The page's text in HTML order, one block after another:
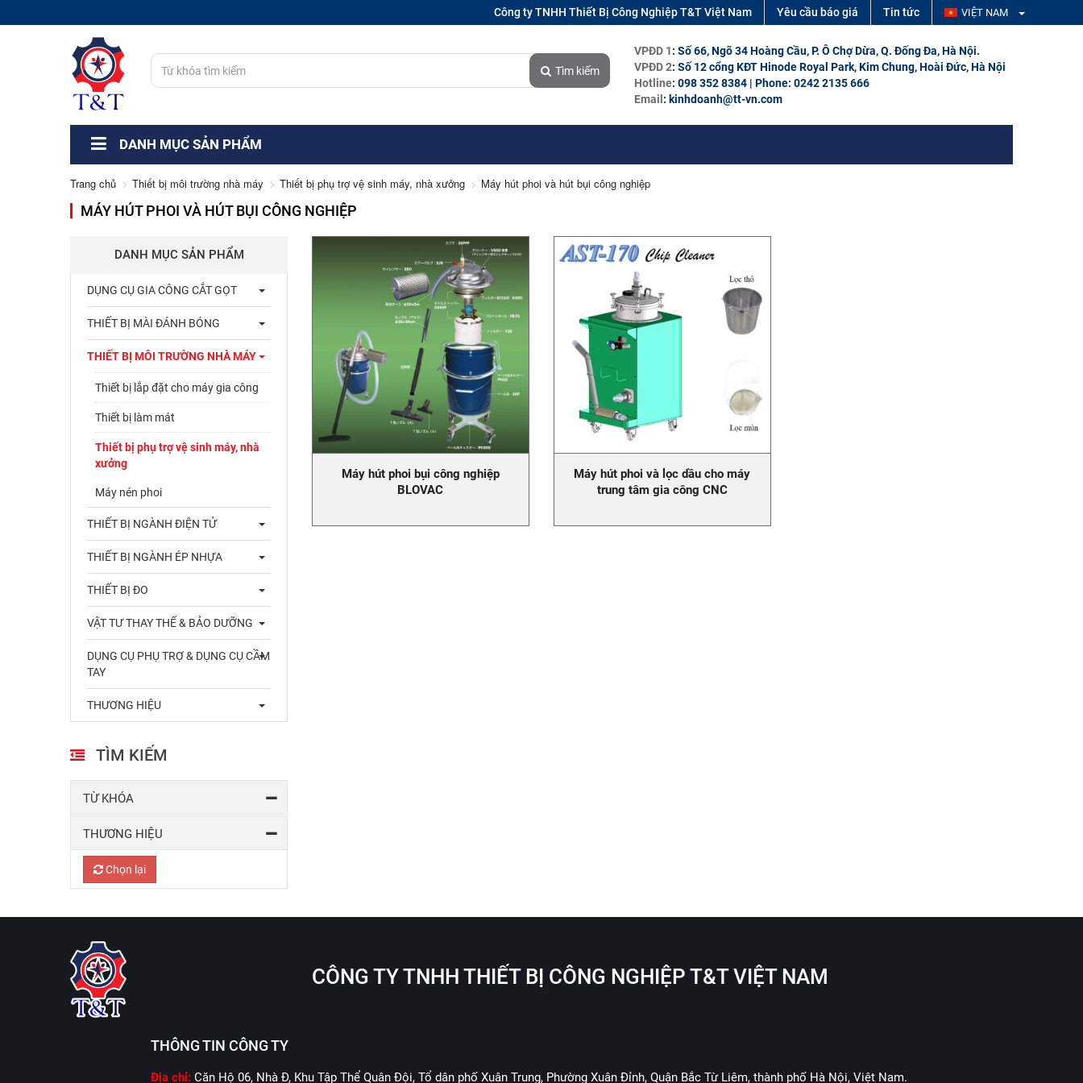
Công ty TNHH Thiết Bị Công Nghiệp T&T Việt Nam Yêu cầu báo giá Tin tức VIỆT NAM
Tìm kiếm
VPĐD 1: Số 66, Ngõ 34 Hoàng Cầu, P. Ô Chợ Dừa, Q. Đống Đa, Hà Nội.
VPĐD 2: Số 12 cổng KĐT Hinode Royal Park, Kim Chung, Hoài Đức, Hà Nội
Hotline: 098 352 8384 | Phone: 0242 2135 666
Email : kinhdoanh@tt-vn.com
DANH MỤC SẢN PHẨM
Trang chủ Thiết bị môi trường nhà máy Thiết bị phụ trợ vệ sinh máy, nhà xưởng Máy hút phoi và hút bụi công nghiệp
MÁY HÚT PHOI VÀ HÚT BỤI CÔNG NGHIỆP
DANH MỤC SẢN PHẨM
DỤNG CỤ GIA CÔNG CẮT GỌT
THIẾT BỊ MÀI ĐÁNH BÓNG
THIẾT BỊ MÔI TRƯỜNG NHÀ MÁY
Thiết bị lắp đặt cho máy gia công
Thiết bị làm mát
Thiết bị phụ trợ vệ sinh máy, nhà
xưởng
Máy nén phoi
THIẾT BỊ NGÀNH ĐIỆN TỬ
THIẾT BỊ NGÀNH ÉP NHỰA
THIẾT BỊ ĐO
VẬT TƯ THAY THẾ & BẢO DƯỠNG
DỤNG CỤ PHỤ TRỢ & DỤNG CỤ CẦM
TAY
THƯƠNG HIỆU
TÌM KIẾM
TỪ KHÓA
THƯƠNG HIỆU
Chọn lại
Máy hút phoi bụi công nghiệp
BLOVAC
Máy hút phoi và lọc dầu cho máy
trung tâm gia công CNC
CÔNG TY TNHH THIẾT BỊ CÔNG NGHIỆP T&T VIỆT NAM
THÔNG TIN CÔNG TY
Địa chỉ: Căn Hộ 06, Nhà Đ, Khu Tập Thể Quân Đội, Tổ dân phố Xuân Trung, Phường Xuân Đỉnh, Quận Bắc Từ Liêm, thành phố Hà Nội, Việt Nam.